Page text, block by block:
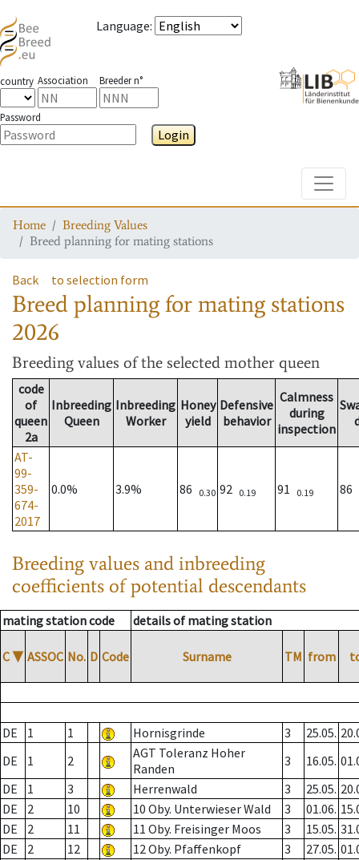
Language:
country Association Breeder n°
Password
Login
Home
Breeding Values
Breed planning for mating stations
Back to selection form
Breed planning for mating stations
2026
Breeding values of the selected mother queen
code
of
queen
2a
Inbreeding
Queen
Inbreeding
Worker
Honey
yield
Defensive
behavior
Calmness
during
inspection
AT-
99-
359-
674-
2017
0.0% 3.9% 86 0.30 92 0.19 91 0.19 86
Breeding values and inbreeding
coefficients of potential descendants
mating station code details of mating station
C ▼ ASSOC No. D Code Surname TM from
DE 1 1 Hornisgrinde 3 25.05.
DE
1 2
AGT Toleranz Hoher
Randen
3 16.05.
DE
1 3 Herrenwald 3 25.05.
DE
2 10 10 Oby. Unterwieser Wald 3 01.06.
DE
2 11 11 Oby. Freisinger Moos 3 15.05.
DE
2 12 12 Oby. Pfaffenkopf 3 27.05.